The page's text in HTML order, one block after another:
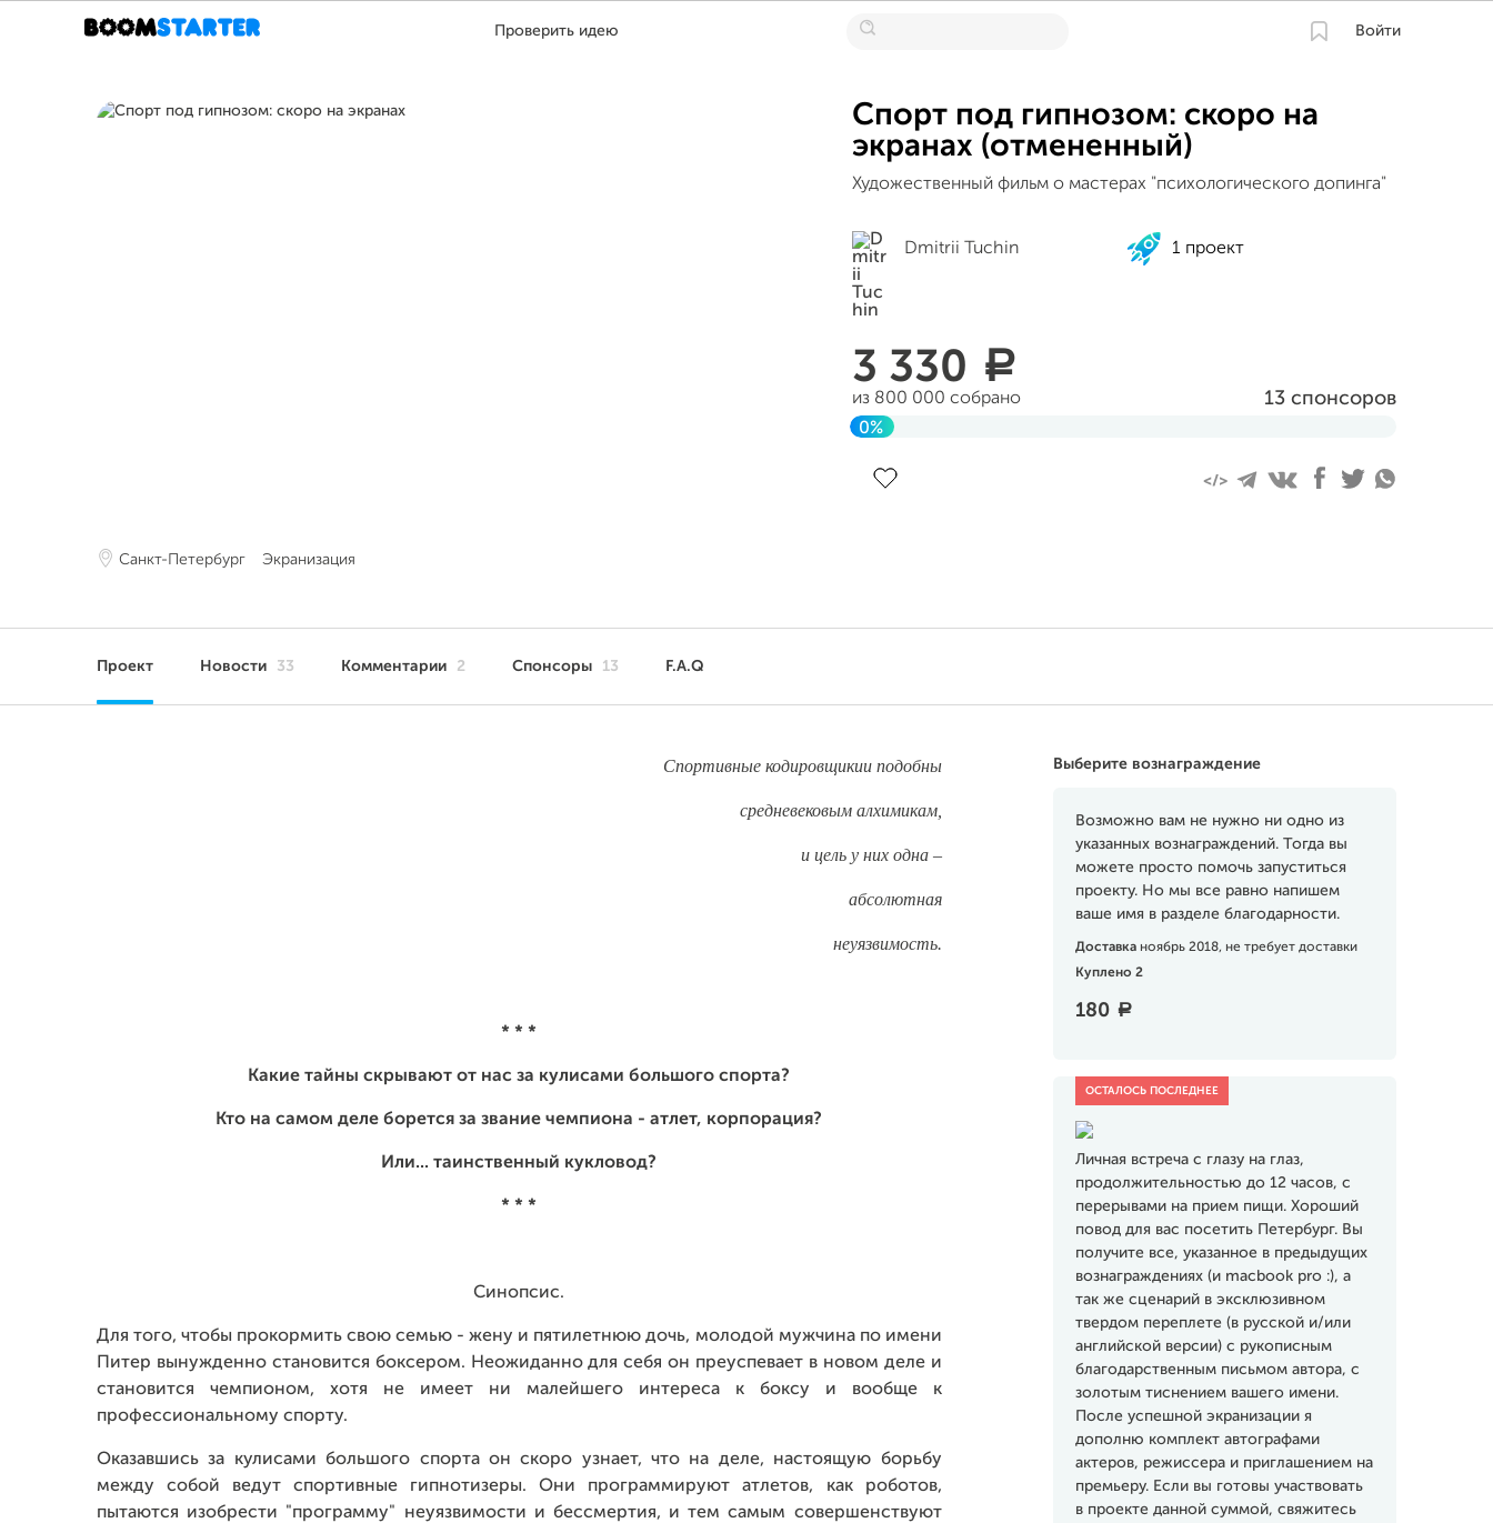
Проверить идею Войти
Санкт-Петербург Экранизация
Спорт под гипнозом: скоро на
экранах (отмененный)
Художественный фильм о мастерах "психологического допинга"
Dmitrii Tuchin 1 проект
3 330 a
из 800 000 собрано 13 спонсоров
0%
Проект Новости 33 Комментарии 2 Спонсоры 13 F.A.Q
Выберите вознаграждение
Возможно вам не нужно ни одно из
указанных вознаграждений. Тогда вы
можете просто помочь запуститься
проекту. Но мы все равно напишем
ваше имя в разделе благодарности.
Доставка ноябрь 2018, не требует доставки
Куплено 2
180 a
Личная встреча с глазу на глаз,
продолжительностью до 12 часов, с
перерывами на прием пищи. Хороший
повод для вас посетить Петербург. Вы
получите все, указанное в предыдущих
вознаграждениях (и macbook pro :), а
так же сценарий в эксклюзивном
твердом переплете (в русской и/или
английской версии) с рукописным
благодарственным письмом автора, с
золотым тиснением вашего имени.
После успешной экранизации я
дополню комплект автографами
актеров, режиссера и приглашением на
премьеру. Если вы готовы участвовать
в проекте данной суммой, свяжитесь
Спортивные кодировщикии подобны
средневековым алхимикам,
и цель у них одна –
абсолютная
неуязвимость.
* * *
Какие тайны скрывают от нас за кулисами большого спорта?
Кто на самом деле борется за звание чемпиона - атлет, корпорация?
Или... таинственный кукловод?
* * *
Синопсис.
Для того, чтобы прокормить свою семью - жену и пятилетнюю дочь, молодой мужчина по имени
Питер вынужденно становится боксером. Неожиданно для себя он преуспевает в новом деле и
становится чемпионом, хотя не имеет ни малейшего интереса к боксу и вообще к
профессиональному спорту.
Оказавшись за кулисами большого спорта он скоро узнает, что на деле, настоящую борьбу
между собой ведут спортивные гипнотизеры. Они программируют атлетов, как роботов,
пытаются изобрести "программу" неуязвимости и бессмертия, и тем самым совершенствуют